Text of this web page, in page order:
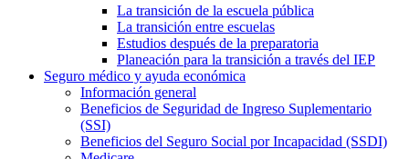
La transición de la escuela pública
La transición entre escuelas
Estudios después de la preparatoria
Planeación para la transición a través del IEP
Seguro médico y ayuda económica
Información general
Beneficios de Seguridad de Ingreso Suplementario
(SSI)
Beneficios del Seguro Social por Incapacidad (SSDI)